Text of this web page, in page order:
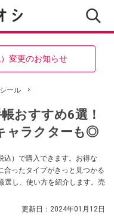
変更のお知らせ
ール
おすすめ6選！
ャラクターも◎
込）で購入できます。お得な
合ったタイプがきっと見つかる
選し、使い方を紹介します。売
更新日： 2024年01月12日